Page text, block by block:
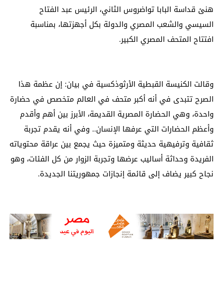
هنئ قداسة البابا تواضروس الثاني، الرئيس عبد الفتاح
السيسي والشعب المصري والدولة بكل أجهزتها، بمناسبة
افتتاح المتحف المصري الكبير.
وقالت الكنيسة القبطية الأرثوذكسية في بيان: إن عظمة هذا
الصرح تتبدى في أنه أكبر متحف في العالم متخصص في حضارة
واحدة، وهي الحضارة المصرية القديمة، الأبرز بين أهم وأقدم
وأعظم الحضارات التي عرفها الإنسان.. وفي أنه يقدم تجربة
ثقافية وترفيهية حديثة ومتميزة حيث يجمع بين عراقة محتوياته
الفريدة وحداثة أساليب عرضها وتجربة الزوار من كل الفئات، وهو
نجاح كبير يضاف إلى قائمة إنجازات جمهوريتنا الجديدة.